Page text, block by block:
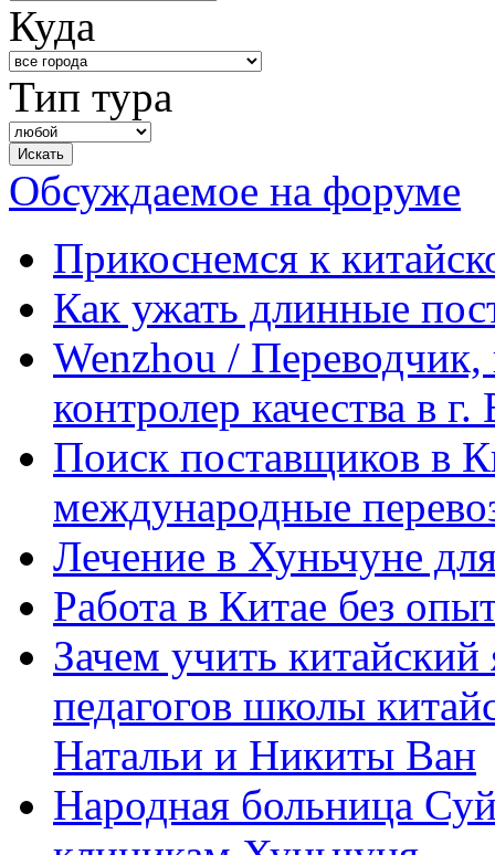
Куда
Тип тура
Обсуждаемое на форуме
Прикоснемся к
Как ужать длинные
Wenzhou / Переводчик,
контролер качества в
Поиск поставщиков в
международные
Лечение в Хуньчуне
Работа в Китае без
Зачем учить
педагогов школы
Натальи и Никиты Ван
Народная больница